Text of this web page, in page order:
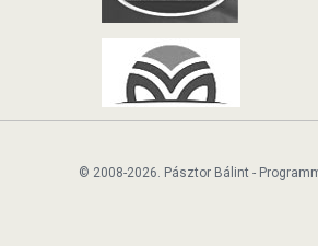
© 2008-2026. Pásztor Bálint -